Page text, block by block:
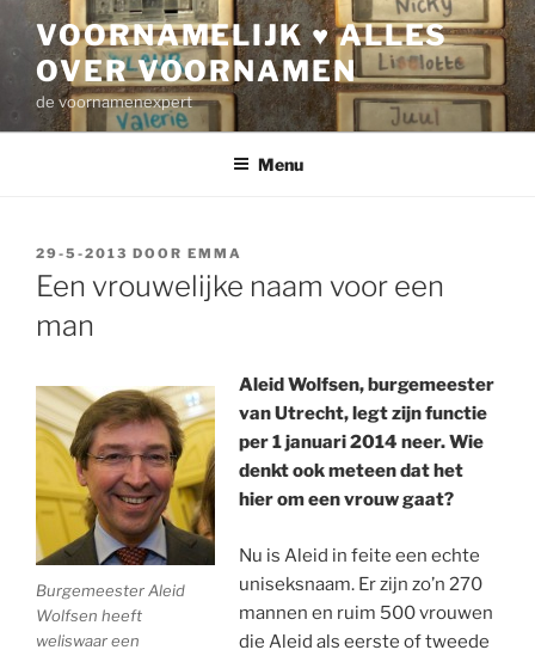
inhoud
VOORNAMELIJK ♥ ALLES
OVER VOORNAMEN
de voornamenexpert
Menu
GEPLAATST
OP
29-5-2013 DOOR EMMA
Een vrouwelijke naam voor een
man
Burgemeester Aleid
Wolfsen heeft
weliswaar een
Aleid Wolfsen, burgemeester
van Utrecht, legt zijn functie
per 1 januari 2014 neer. Wie
denkt ook meteen dat het
hier om een vrouw gaat?
Nu is Aleid in feite een echte
uniseksnaam. Er zijn zo’n 270
mannen en ruim 500 vrouwen
die Aleid als eerste of tweede